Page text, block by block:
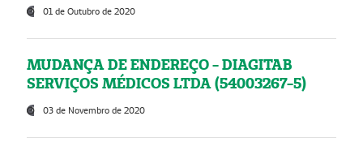
01 de Outubro de 2020
MUDANÇA DE ENDEREÇO - DIAGITAB
SERVIÇOS MÉDICOS LTDA (54003267-5)
03 de Novembro de 2020